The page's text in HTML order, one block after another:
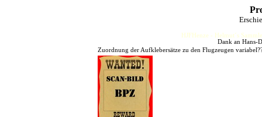
HJFHenze - Helmut´s
Dank an Hans-
Zuordnung der Aufklebersätze zu den Flugzeugen